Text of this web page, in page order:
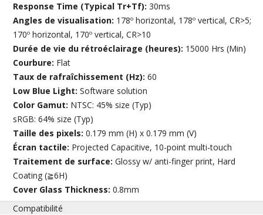
Response Time (Typical Tr+Tf):30ms
Angles de visualisation: 178º horizontal, 178º vertical, CR>5;
170º horizontal, 170º vertical, CR>10
Durée de vie du rétroéclairage (heures): 15000 Hrs (Min)
Courbure: Flat
Taux de rafraîchissement (Hz):60
Low Blue Light:Software solution
Color Gamut: NTSC: 45% size (Typ)
sRGB: 64% size (Typ)
Taille des pixels:0.179 mm (H) x 0.179 mm (V)
Écran tactile: Projected Capacitive, 10-point multi-touch
Traitement de surface:Glossy w/ anti-finger print, Hard
Coating (≧6H)
Cover Glass Thickness:0.8mm
Compatibilité